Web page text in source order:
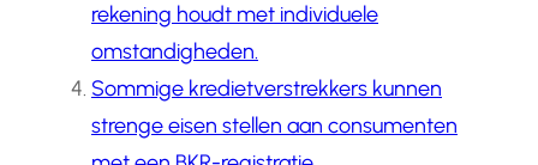
rekening houdt met individuele
omstandigheden.
Sommige kredietverstrekkers kunnen
strenge eisen stellen aan consumenten